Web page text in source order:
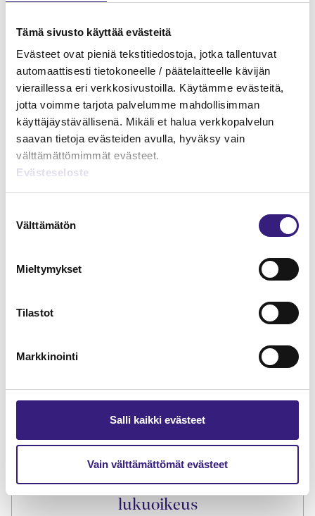
Tämä sivusto käyttää evästeitä
Evästeet ovat pieniä tekstitiedostoja, jotka tallentuvat
automaattisesti tietokoneelle / päätelaitteelle kävijän
vieraillessa eri verkkosivustoilla. Käytämme evästeitä,
jotta voimme tarjota palvelumme mahdollisimman
käyttäjäystävällisenä. Mikäli et halua verkkopalvelun
saavan tietoja evästeiden avulla, hyväksy vain
välttämättömimmät evästeet.
Evästeseloste
valinta
Välttämätön
Mieltymykset
Tilastot
Markkinointi
Salli kaikki evästeet
Vain välttämättömät evästeet
estämään reaaliaikaisesti kriittisissä tilanteissa.
Finanssivalvonta kehottaa pankkeja kiinnittämään
erityistä huomiota tunnistussovelluksen käyttöönoton
turvallisuuteen. Erityisesti tilanteissa, joissa sovellus
otetaan käyttöön uudella laitteella, on sovellettava
lisävarmistuksia ja kontrollimekanismeja, joita
verkkorikolliset eivät pysty kiertämään.
Lue lisää:
Finanssivalvonta suosittelee vahvempia käytäntöjä
Tilaa Tilisanomien
lukuoikeus